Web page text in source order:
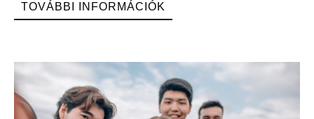
TOVÁBBI INFORMÁCIÓK